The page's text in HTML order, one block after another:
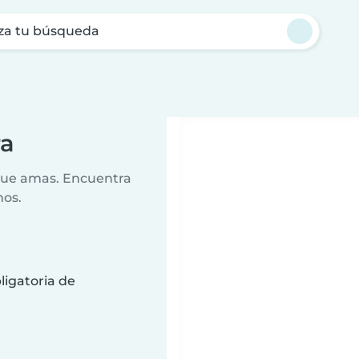
tu búsqueda
amas. Encuentra
de